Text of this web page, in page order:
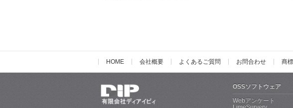
HOME 会社概要 よくあるご質問 お問合わせ 商
OSSソフトウェア
Webアンケート